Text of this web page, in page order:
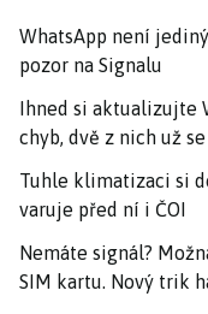
WhatsApp není
pozor na Signalu
Ihned si aktualizujte
chyb, dvě z nich už
Tuhle klimatizaci si
varuje před ní i ČOI
Nemáte signál?
SIM kartu. Nový trik